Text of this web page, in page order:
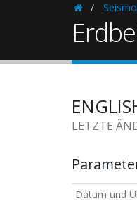
Homepage
LETZTE
Datum und